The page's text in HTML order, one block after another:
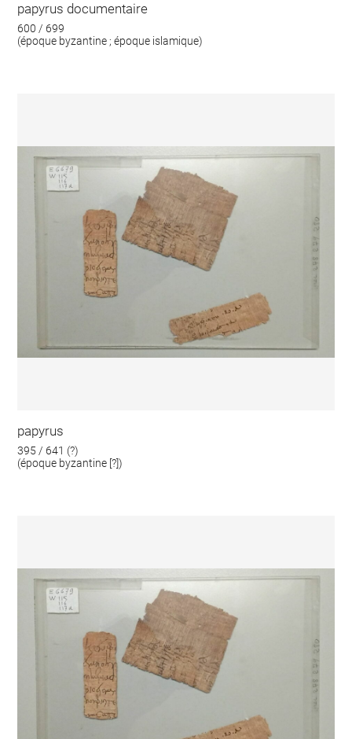
papyrus documentaire
600 / 699
(époque byzantine ; époque islamique)
papyrus
395 / 641 (?)
(époque byzantine [?])